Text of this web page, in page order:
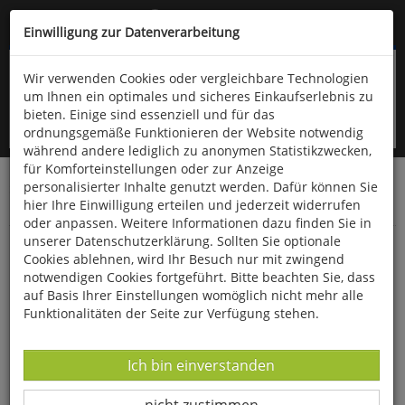
Kompletten Head der Seite überspringen
oder (06766) 9323-960
Startseite Bücher Downloads
Zeitschriften
SportPraxis
Übungs- und Spielformen im Tischtennis
Einwilligung zur Datenverarbeitung
Wir verwenden Cookies oder vergleichbare Technologien
um Ihnen ein optimales und sicheres Einkaufserlebnis zu
bieten. Einige sind essenziell und für das
ordnungsgemäße Funktionieren der Website notwendig
während andere lediglich zu anonymen Statistikzwecken,
für Komforteinstellungen oder zur Anzeige
personalisierter Inhalte genutzt werden. Dafür können Sie
hier Ihre Einwilligung erteilen und jederzeit widerrufen
oder anpassen. Weitere Informationen dazu finden Sie in
unserer Datenschutzerklärung. Sollten Sie optionale
Cookies ablehnen, wird Ihr Besuch nur mit zwingend
notwendigen Cookies fortgeführt. Bitte beachten Sie, dass
auf Basis Ihrer Einstellungen womöglich nicht mehr alle
Funktionalitäten der Seite zur Verfügung stehen.
Datenverarbeitung -
Ich bin einverstanden